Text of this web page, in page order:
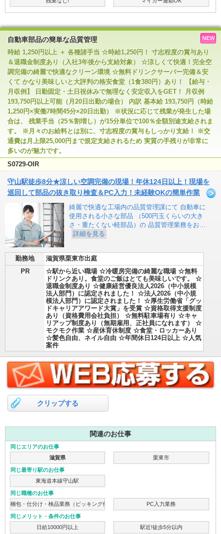
NEW
自動車部品の簡単な品質管理
時給 1,250円以上 ＋ 各種諸手当 ☆時給1,250円！ 寸志程度の賞与あり
＆退職金制度あり（入社3年後から支給対象） ☆涼しくて快適！完全空
調完備の綺麗で快適なクリーン環境 ☆無料ドリンクサーバー完備＆安
くて かなり美味しいと大評判の格安食堂（1食380円）あり！ 【給与・
月収例】 日勤固定・土日祝休みで無理なく安定収入をGET！ 月収例
193,750円以上可能（月20日出勤の場合） 内訳 基本給 193,750円（時給
1,250円×実働7時間45分×20日出勤） ※状況に応じて残業が発生した場
合は、 残業手当（25％割増し）が15分単位で100％全額別途支給されま
す。 ※月々のお給料とは別に、寸志程度の賞与もしっかり支給！ ※交
通費は月上限25,000円まで規定支給されるため 実質の手残りが非常に
多いのが魅力です。
S0729-OIR
守山駅徒歩8分★涼しい空調完備の現場！年休124日以上！現場を
巡回して部品の抜き取り検査＆PC入力！未経験OKの簡単作業
綺麗で快適な工場内の品質管理課にて 自動車に
使用される小さな部品 （500円玉くらいの大き
さ・重たくない軽部品）の 品質管理業務をお…
詳細を見る
勤務地
滋賀県栗東市出庭
PR
☆駅から近い職場 ☆冷暖房完備の綺麗な職場 ☆無料
ドリンクあり。食堂のご飯はとても美味しいです。 ☆
退職金制度あり ☆健康経営優良法人2026（中小規模
法人部門）に認定されました！ ☆法人2026（中小規
模法人部門）に認定されました！ ☆厚生労働省「グッ
ドキャリアアワード大賞」を受賞 ☆資格取得支援制度
あり（資格費用会社負担） ☆無料駐車場有り ☆キャ
リアップ制度あり（無期雇用、正社員になれます） ☆
モクモク作業 ☆産休育休制度 ☆食堂・ロッカーあり
☆髪色自由、ネイル自由 ☆年間休日124日以上 ☆人気
案件
クリップする
関連のお仕事
同じエリアのお仕事
滋賀県
栗東市
同じ最寄り駅のお仕事
東海道本線守山駅
同じ職種のお仕事
梱包・仕分け・検品業務（ピッキング作業）
PC入力業務
同じメリット・条件のお仕事
日給10000円以上
駅近!徒歩5分以内